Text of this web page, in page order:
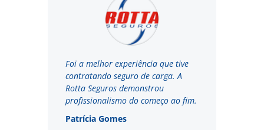
Foi a melhor experiência que tive
contratando seguro de carga. A
Rotta Seguros demonstrou
profissionalismo do começo ao fim.
Patrícia Gomes